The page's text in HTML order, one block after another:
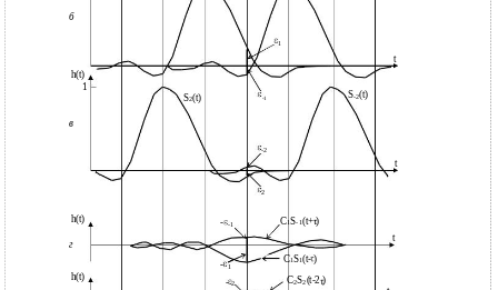
б
h(t)
1
S2(t)
в
h(t) - -1
г
-
1
h(t)
-2
1
t
-1 S-2(t)
-2
t
2
C 1S-1(t+ )
t
C1S1(t- )
C2S2(t-2 )